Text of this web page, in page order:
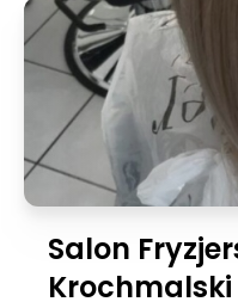
Salon
Krochmalski